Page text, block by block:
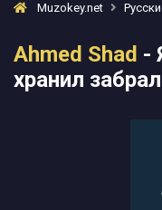
Muzokey.net
Ahmed Shad -
хранил